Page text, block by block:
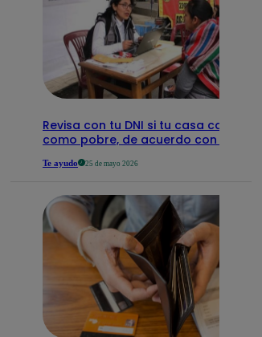
Revisa con tu DNI si tu casa califica
como pobre, de acuerdo con el Sisfoh
Te ayudo 25 de mayo 2026